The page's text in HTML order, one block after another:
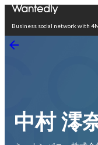
Business social network with
中村 澪